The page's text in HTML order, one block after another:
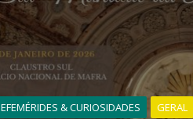
EFEMÉRIDES & CURIOSIDADES
GERAL